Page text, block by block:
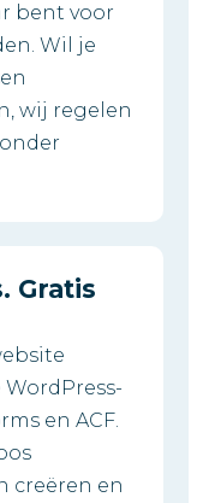
bent voor
Wil je
wij regelen
Gratis
en ACF.
creëren en